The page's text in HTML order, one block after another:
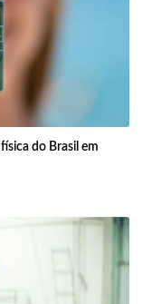
do Brasil em